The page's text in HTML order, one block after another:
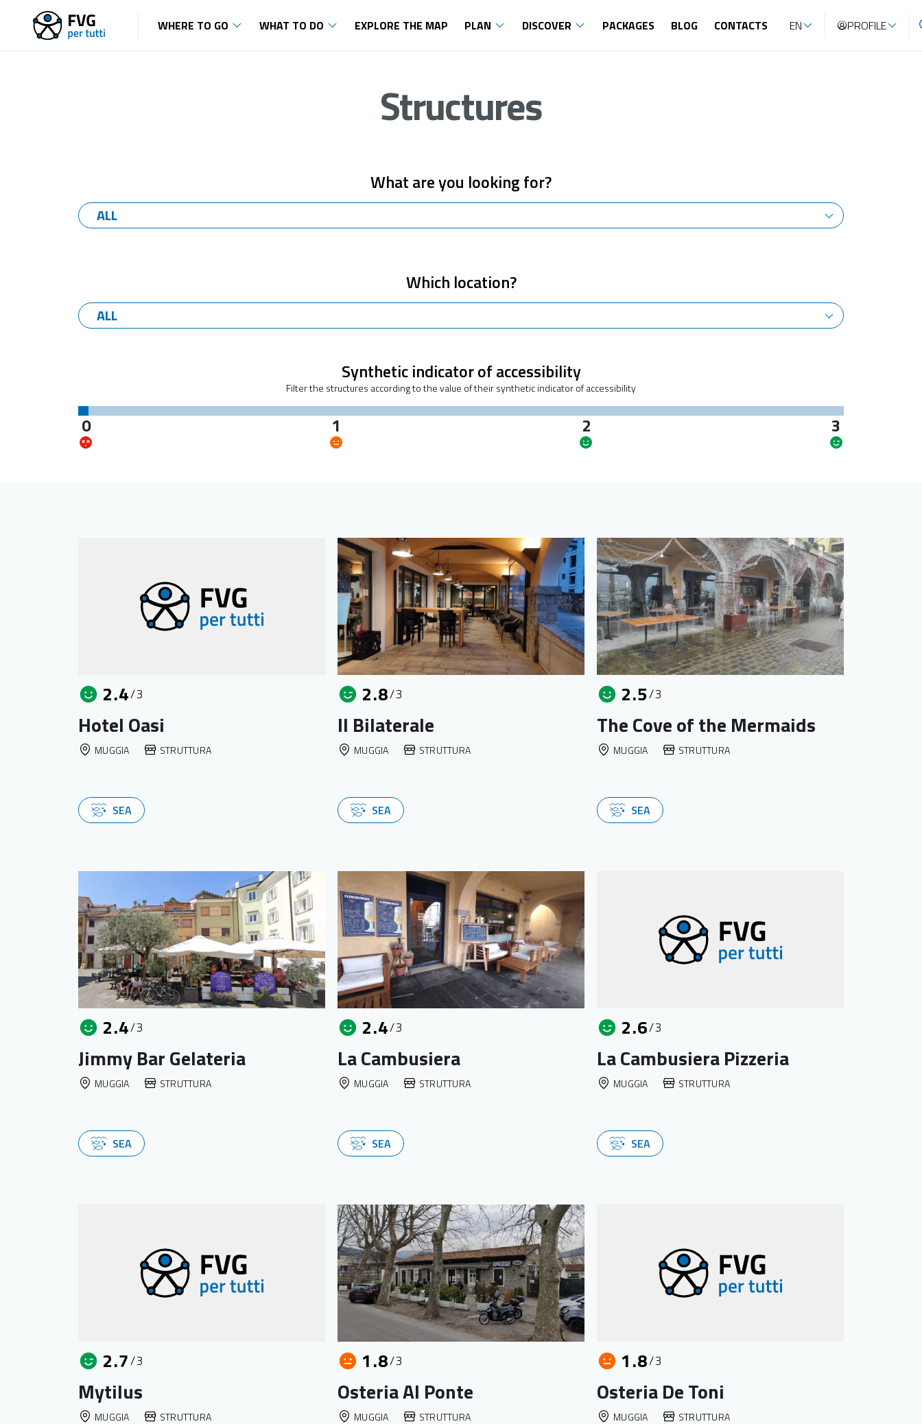
WHERE TO GO WHAT TO DO EXPLORE THE MAP PLAN DISCOVER PACKAGES BLOG CONTACTS EN PROFILE
Structures
What are you looking for?
Which location?
Synthetic indicator of accessibility
Filter the structures according to the value of their synthetic indicator of accessibility
0 1 2 3
2.4/3
Hotel Oasi
MUGGIA STRUTTURA
SEA
2.8/3
Il Bilaterale
MUGGIA STRUTTURA
SEA
2.5/3
The Cove of the Mermaids
MUGGIA STRUTTURA
SEA
2.4/3
Jimmy Bar Gelateria
MUGGIA STRUTTURA
SEA
2.4/3
La Cambusiera
MUGGIA STRUTTURA
SEA
2.6/3
La Cambusiera Pizzeria
MUGGIA STRUTTURA
SEA
2.7/3
Mytilus
MUGGIA STRUTTURA
1.8/3
Osteria Al Ponte
MUGGIA STRUTTURA
1.8/3
Osteria De Toni
MUGGIA STRUTTURA